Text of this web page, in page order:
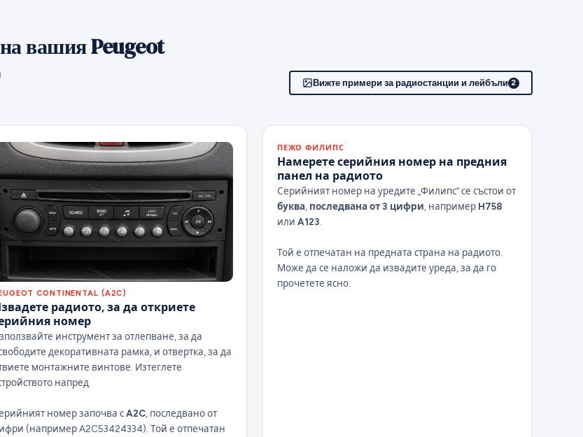
вашия Peugeot
Вижте примери за радиостанции и лейбъли 2
CONTINENTAL (A2C)
радиото, за да откриете
номер
инструмент за отлепване, за да
декоративната рамка, и отвертка, за да
монтажните винтове. Изтеглете
напред.
номер започва сA2C, последвано от
(например A2C53424334). Той е отпечатан
ПЕЖО ФИЛИПС
Намерете серийния номер на предния
панел на радиото
Серийният номер на уредите „Филипс“ се състои от
буква, последвана от 3 цифри , например H758
или A123
Той е отпечатан на предната страна на радиото.
Може да се наложи да извадите уреда, за да го
прочетете ясно.